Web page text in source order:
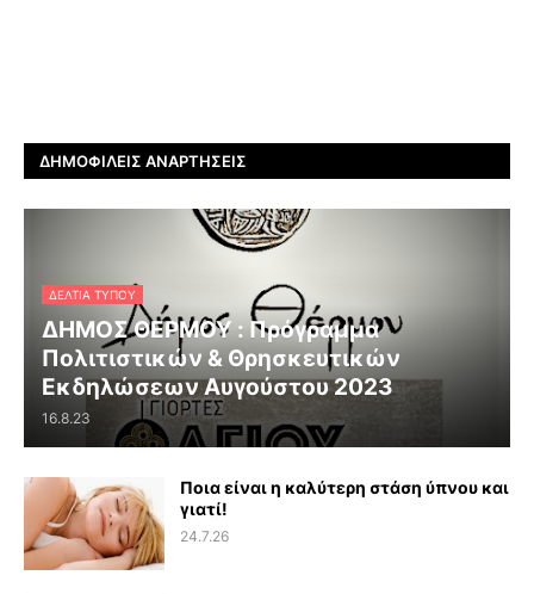
ΔΗΜΟΦΙΛΕΊΣ ΑΝΑΡΤΉΣΕΙΣ
ΔΕΛΤΊΑ ΤΎΠΟΥ
ΔΗΜΟΣ ΘΕΡΜΟΥ : Πρόγραμμα
Πολιτιστικών & Θρησκευτικών
Εκδηλώσεων Αυγούστου 2023
16.8.23
Ποια είναι η καλύτερη στάση ύπνου και
γιατί!
24.7.26